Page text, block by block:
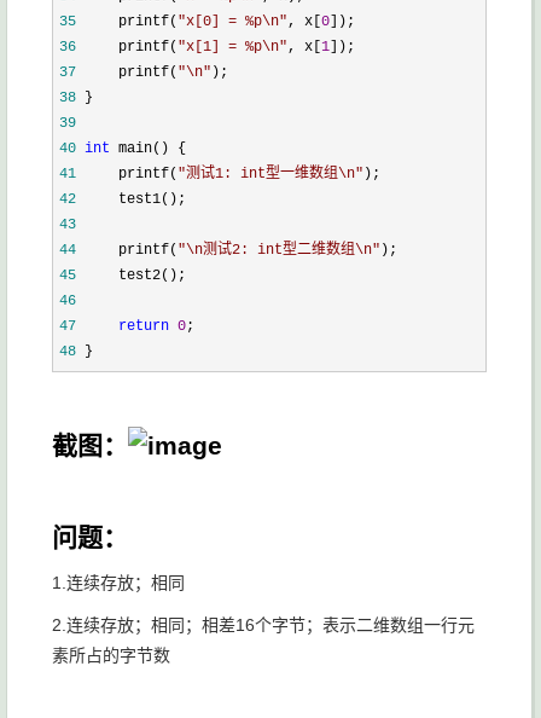
35
     printf(
"x[0] = %p\n", x[ 0
36
     printf(
"x[1] = %p\n", x[ 1
37
     printf(
"\n"
38
39
40 int
41
     printf(
"测试1: int型一维数组\n"
42
43
44
     printf(
"\n测试2: int型二维数组\n"
45
46
47
return 0
48 }
截图：
问题：
1.连续存放；相同
2.连续存放；相同；相差16个字节；表示二维数组一行元
素所占的字节数